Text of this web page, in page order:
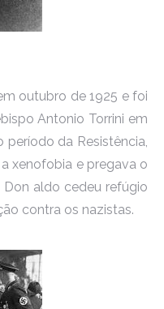
outubro de 1925 e foi
Antonio Torrini em
período da Resistência,
xenofobia e pregava o
aldo cedeu refúgio
contra os nazistas.